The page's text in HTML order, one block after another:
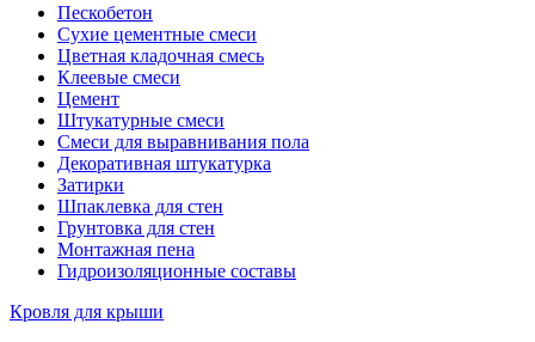
Пескобетон
Сухие цементные смеси
Цветная кладочная смесь
Клеевые смеси
Цемент
Штукатурные смеси
Смеси для выравнивания пола
Декоративная штукатурка
Затирки
Шпаклевка для стен
Грунтовка для стен
Монтажная пена
Гидроизоляционные составы
Кровля для крыши